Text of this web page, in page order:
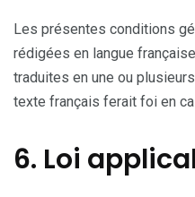
Les présentes conditions
rédigées en langue
traduites en une ou
texte français ferait foi en
6. Loi